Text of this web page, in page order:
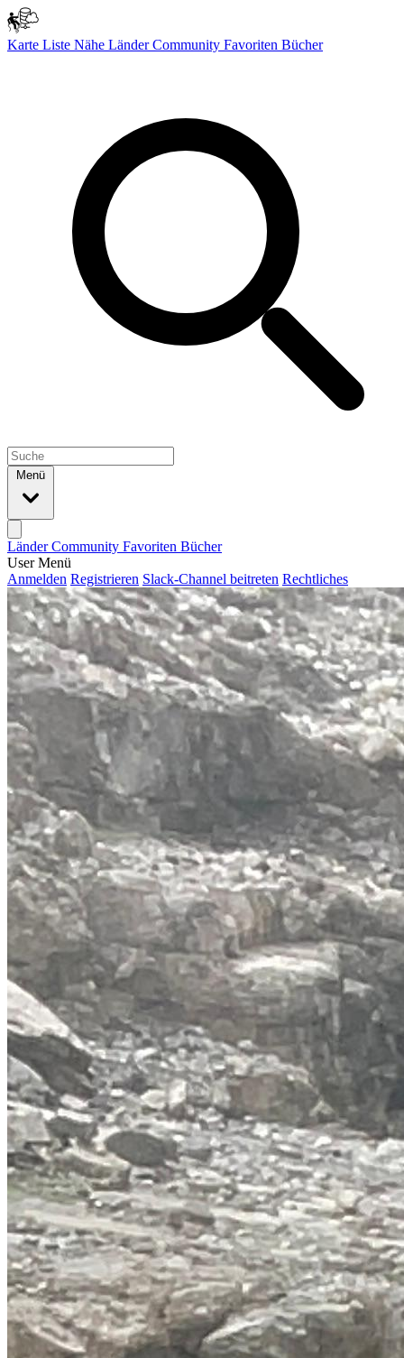
Karte Liste Nähe LänderCommunity Favoriten Bücher
Menü
LänderCommunity Favoriten Bücher
User Menü
Anmelden Registrieren Slack-Channel beitreten Rechtliches